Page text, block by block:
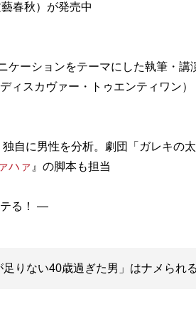
藝春秋）が発売中
ケーションをテーマにした執筆・講
ィスカヴァー・トゥエンティワン）
自に男性を分析。劇団「ガレキの
ハァ 』の脚本も担当
― 中年男は「カワイイ」が一番モテる！ ―
足りない40歳過ぎた男」はナメられ